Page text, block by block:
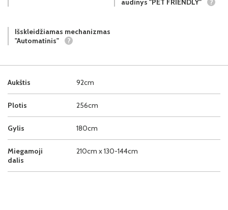
Aukštis 92cm
Plotis 256cm
Gylis 180cm
Miegamoji
dalis
210cm x 130-144cm
audinys "PET FRIENDLY"
?
Išskleidžiamas mechanizmas
"Automatinis"
?